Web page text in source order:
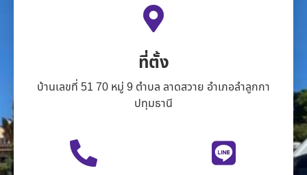
ที่ตั้ง
บ้านเลขที่ 51 70 หมู่ 9 ตำบล ลาดสวาย อำเภอลำลูกกา
ปทุมธานี